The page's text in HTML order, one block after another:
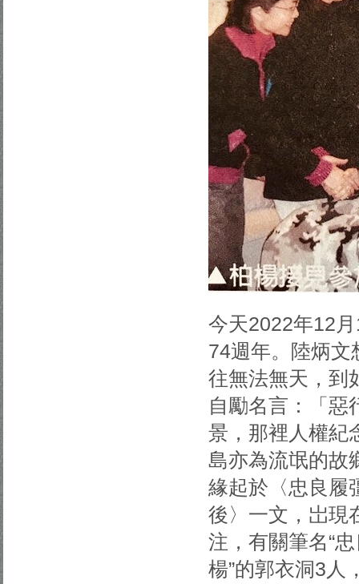
今天2022年12
74週年。陸炳文
往無法無天，到
自勵名言：「惡
景，那裡人權紀
島亦為流氓的故
緣起於〈忠良履
後〉一文，岀現
注，有關筆名“
楊”的郭衣洞3人